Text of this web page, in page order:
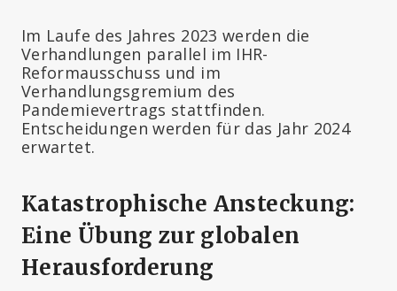
Im Laufe des Jahres 2023 werden die
Verhandlungen parallel im IHR-
Reformausschuss und im
Verhandlungsgremium des
Pandemievertrags stattfinden.
Entscheidungen werden für das Jahr 2024
erwartet.
Katastrophische Ansteckung:
Eine Übung zur globalen
Herausforderung